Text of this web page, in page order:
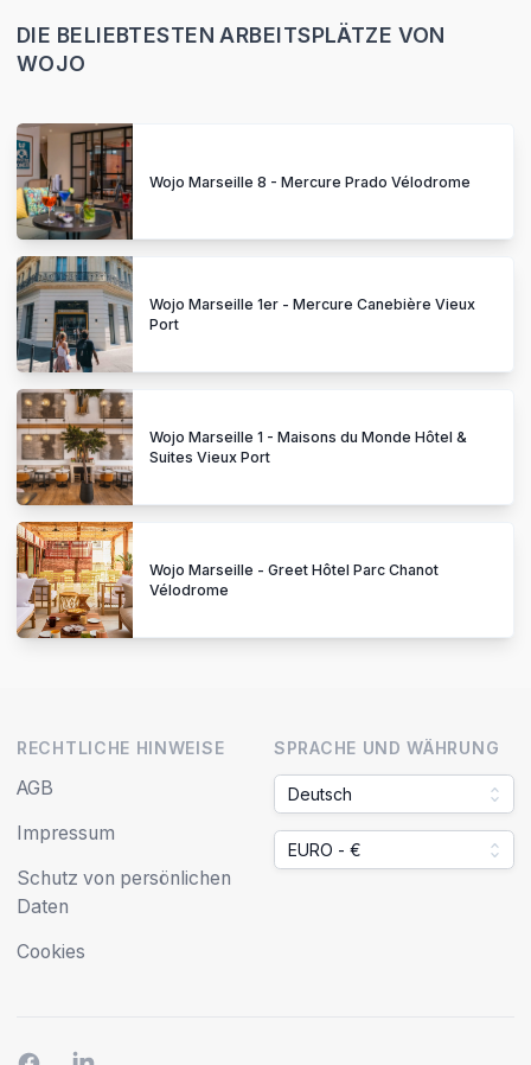
DIE BELIEBTESTEN ARBEITSPLÄTZE VON
WOJO
Wojo Marseille 8 - Mercure Prado Vélodrome
Wojo Marseille 1er - Mercure Canebière Vieux
Port
Wojo Marseille 1 - Maisons du Monde Hôtel &
Suites Vieux Port
Wojo Marseille - Greet Hôtel Parc Chanot
Vélodrome
RECHTLICHE HINWEISE
AGB
Impressum
Schutz von persönlichen
Daten
Cookies
SPRACHE UND WÄHRUNG
Deutsch
EURO - €